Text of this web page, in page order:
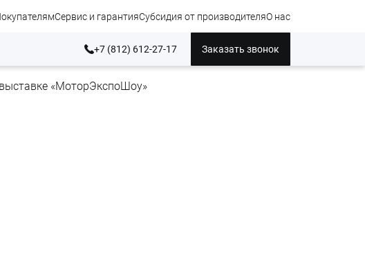
Сервис и гарантияСубсидия от производителяО нас
+7 (812) 612-27-17 Заказать звонок
«МоторЭкспоШоу»